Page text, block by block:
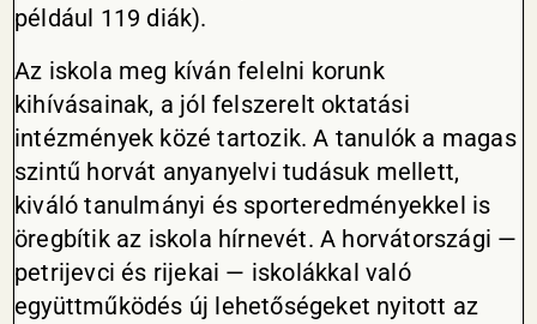
például 119 diák).
Az iskola meg kíván felelni korunk
kihívásainak, a jól felszerelt oktatási
intézmények közé tartozik. A tanulók a magas
szintű horvát anyanyelvi tudásuk mellett,
kiváló tanulmányi és sporteredményekkel is
öregbítik az iskola hírnevét. A horvátországi —
petrijevci és rijekai — iskolákkal való
együttműködés új lehetőségeket nyitott az